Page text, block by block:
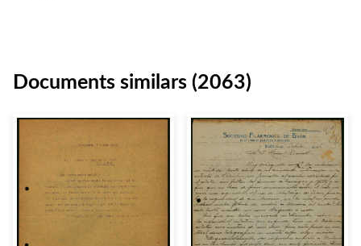
Documents similars (2063)